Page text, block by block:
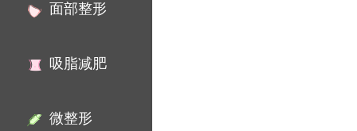
面部整形
吸脂减肥
微整形